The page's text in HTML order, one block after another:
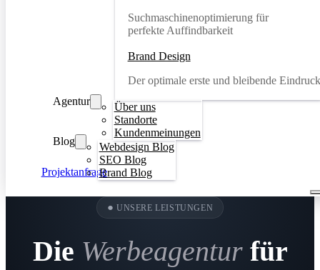
Suchmaschinenoptimierung für
perfekte Auffindbarkeit
Brand Design
Der optimale erste und bleibende Eindruck
Agentur
Über uns
Standorte
Kundenmeinungen
Blog
Webdesign Blog
SEO Blog
Brand Blog
Projektanfrage
● UNSERE LEISTUNGEN
Die Werbeagenturfür